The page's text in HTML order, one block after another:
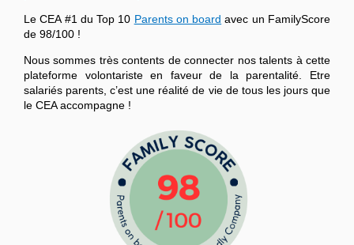
Le CEA #1 du Top 10 Parents on board avec un FamilyScore
de 98/100 !
Nous sommes très contents de connecter nos talents à cette
plateforme volontariste en faveur de la parentalité. Etre
salariés parents, c’est une réalité de vie de tous les jours que
le CEA accompagne !